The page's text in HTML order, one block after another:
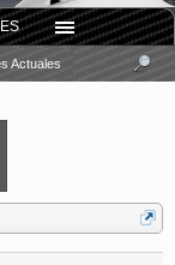
Actuales